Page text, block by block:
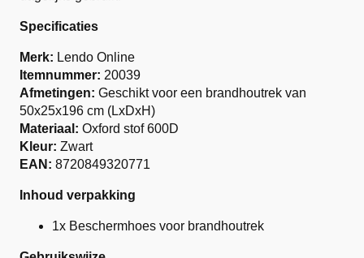
Specificaties
Merk: Lendo Online
Itemnummer: 20039
Afmetingen: Geschikt voor een brandhoutrek van
50x25x196 cm (LxDxH)
Materiaal: Oxford stof 600D
Kleur: Zwart
EAN: 8720849320771
Inhoud verpakking
1x Beschermhoes voor brandhoutrek